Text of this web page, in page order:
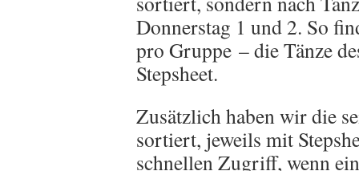
Donnerstag 1 und 2. So
pro Gruppe – die Tänze
Stepsheet.
Zusätzlich haben wir die
sortiert, jeweils mit
schnellen Zugriff, wenn